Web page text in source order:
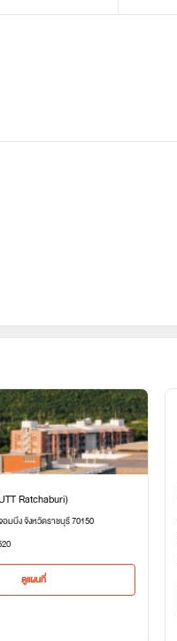
Ratchaburi)
มบึง จังหวัดราชบุรี 70150
ดูแผนที่